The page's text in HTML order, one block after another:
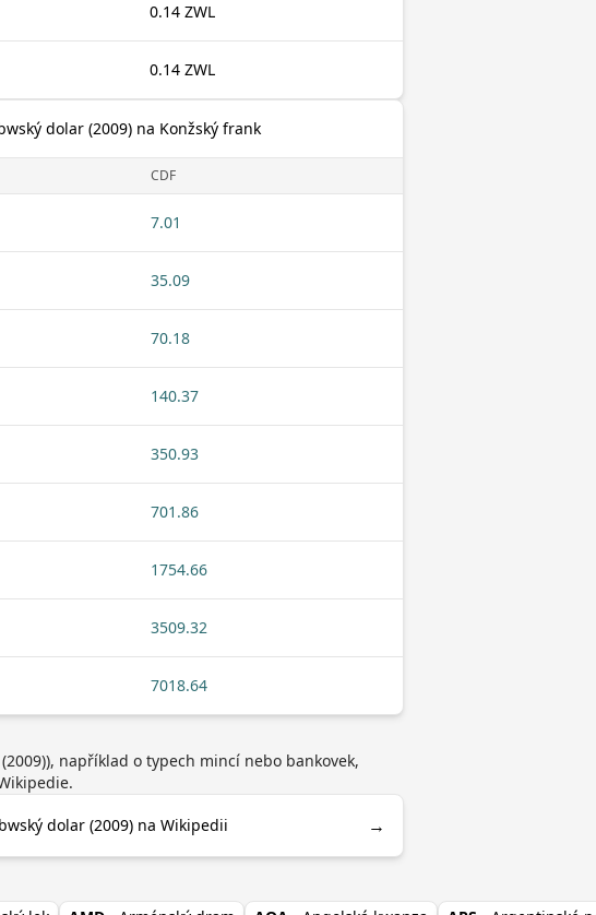
0.14 ZWL
0.14 ZWL
dolar (2009) na Konžský frank
CDF
7.01
35.09
70.18
140.37
350.93
701.86
1754.66
3509.32
7018.64
například o typech mincí nebo bankovek,
dolar (2009) na Wikipedii →